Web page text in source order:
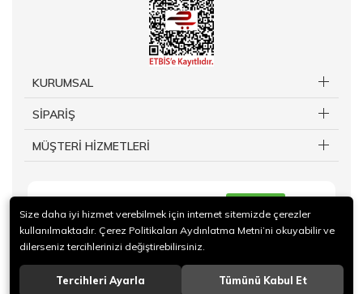
KURUMSAL
SİPARİŞ
MÜŞTERİ HİZMETLERİ
Size daha iyi hizmet verebilmek için internet sitemizde çerezler
kullanılmaktadır. Çerez Politikaları Aydınlatma Metni’ni okuyabilir ve
dilerseniz tercihlerinizi değiştirebilirsiniz.
Tercihleri Ayarla Tümünü Kabul Et